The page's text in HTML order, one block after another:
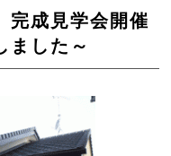
成見学会開催
ました～